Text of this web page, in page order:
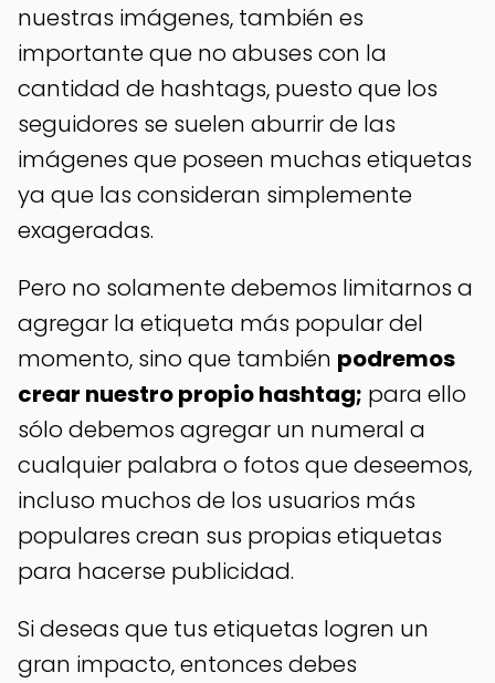
nuestras imágenes, también es
importante que no abuses con la
cantidad de hashtags, puesto que los
seguidores se suelen aburrir de las
imágenes que poseen muchas etiquetas
ya que las consideran simplemente
exageradas.
Pero no solamente debemos limitarnos a
agregar la etiqueta más popular del
momento, sino que también podremos
crear nuestro propio hashtag; para ello
sólo debemos agregar un numeral a
cualquier palabra o fotos que deseemos,
incluso muchos de los usuarios más
populares crean sus propias etiquetas
para hacerse publicidad.
Si deseas que tus etiquetas logren un
gran impacto, entonces debes